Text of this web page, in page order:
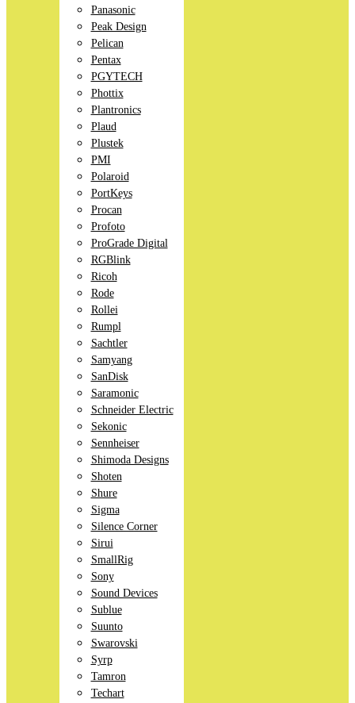
Panasonic
Peak Design
Pelican
Pentax
PGYTECH
Phottix
Plantronics
Plaud
Plustek
PMI
Polaroid
PortKeys
Procan
Profoto
ProGrade Digital
RGBlink
Ricoh
Rode
Rollei
Rumpl
Sachtler
Samyang
SanDisk
Saramonic
Schneider Electric
Sekonic
Sennheiser
Shimoda Designs
Shoten
Shure
Sigma
Silence Corner
Sirui
SmallRig
Sony
Sound Devices
Sublue
Suunto
Swarovski
Syrp
Tamron
Techart